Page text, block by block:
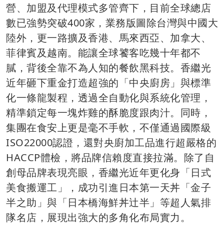
營、加盟及代理模式多管齊下，目前全球總店
數已強勢突破400家，業務版圖除台灣與中國大
陸外，更一路擴及香港、馬來西亞、加拿大、
菲律賓及越南。能讓全球饕客吃幾十年都不
膩，背後全靠不為人知的餐飲黑科技。香繼光
近年砸下重金打造超強的「中央廚房」與標準
化一條龍製程，透過全自動化與系統化管理，
精準鎖定每一塊炸雞的酥脆度跟肉汁。同時，
集團在食安上更是毫不手軟，不僅通過國際級
ISO22000認證，還對央廚加工品進行超嚴格的
HACCP體檢，將品牌信賴度直接拉滿。除了自
創母品牌表現亮眼，香繼光近年更化身「日式
美食搬運工」，成功引進日本第一天丼「金子
半之助」與「日本橋海鮮丼辻半」等超人氣排
隊名店，展現出強大的多角化布局實力。